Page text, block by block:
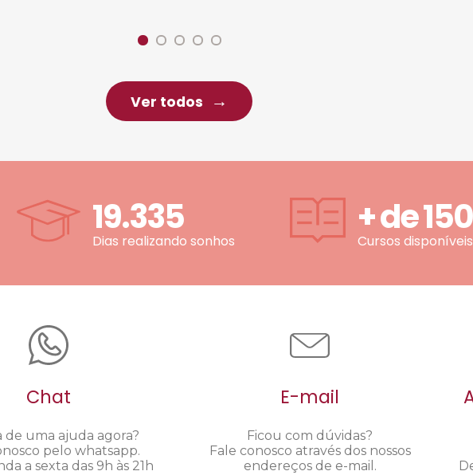
Ver todos
19.335
Dias realizando sonhos
+ de150
Cursos disponíveis
Chat
de uma ajuda agora?
pelo whatsapp.
a sexta das 9h às 21h
E-mail
Ficou com dúvidas?
Fale conosco através dos nossos
endereços de e-mail.